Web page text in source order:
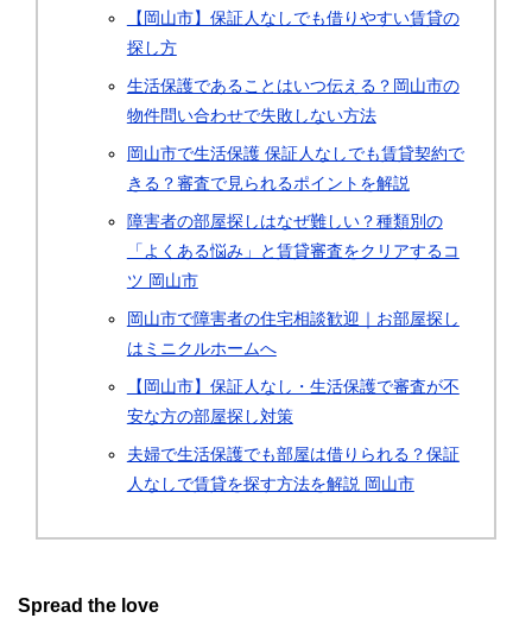
【岡山市】保証人なしでも借りやすい賃貸の
探し方
生活保護であることはいつ伝える？岡山市の
物件問い合わせで失敗しない方法
岡山市で生活保護 保証人なしでも賃貸契約で
きる？審査で見られるポイントを解説
障害者の部屋探しはなぜ難しい？種類別の
「よくある悩み」と賃貸審査をクリアするコ
ツ 岡山市
岡山市で障害者の住宅相談歓迎｜お部屋探し
はミニクルホームへ
【岡山市】保証人なし・生活保護で審査が不
安な方の部屋探し対策
夫婦で生活保護でも部屋は借りられる？保証
人なしで賃貸を探す方法を解説 岡山市
Spread the love